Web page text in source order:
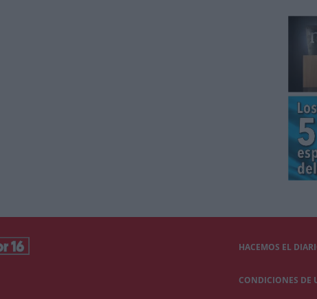
HACEMOS EL
CONDICIONES DE